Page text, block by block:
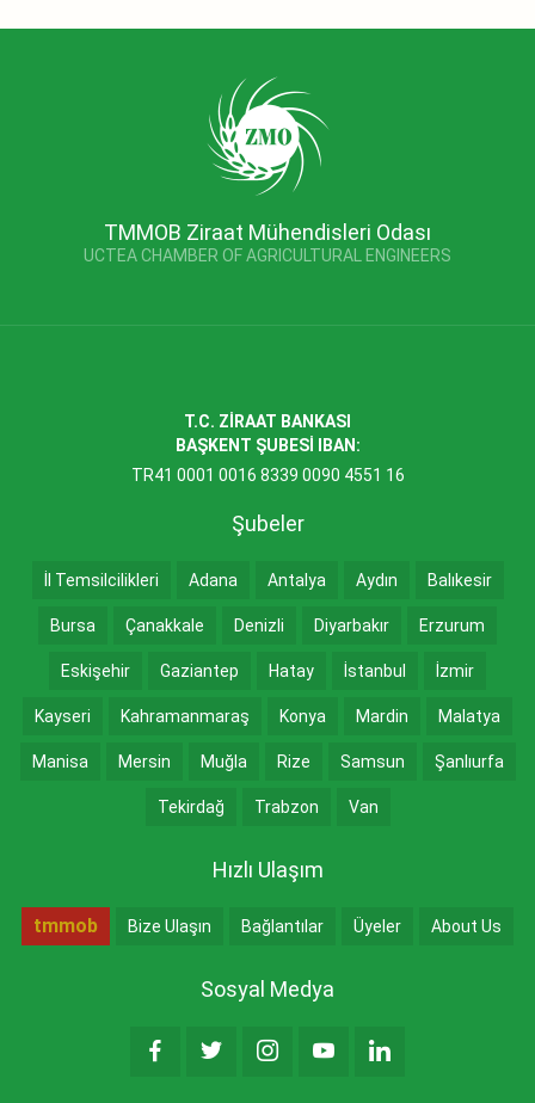
TMMOB Ziraat Mühendisleri Odası
UCTEA CHAMBER OF AGRICULTURAL ENGINEERS
T.C. ZİRAAT BANKASI
BAŞKENT ŞUBESİ IBAN:
TR41 0001 0016 8339 0090 4551 16
Şubeler
İl Temsilcilikleri Adana Antalya Aydın Balıkesir
Bursa Çanakkale Denizli Diyarbakır Erzurum
Eskişehir Gaziantep Hatay İstanbul İzmir
Kayseri Kahramanmaraş Konya Mardin Malatya
Manisa Mersin Muğla Rize Samsun Şanlıurfa
Tekirdağ Trabzon Van
Hızlı Ulaşım
tmmob Bize Ulaşın Bağlantılar Üyeler About Us
Sosyal Medya